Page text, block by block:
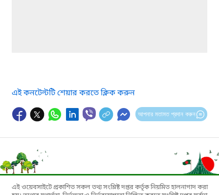
এই কনটেন্টটি শেয়ার করতে ক্লিক করুন
আপনার মতামত প্রদান করুন
এই ওয়েবসাইটে প্রকাশিত সকল তথ্য সংশ্লিষ্ট দপ্তর কর্তৃক নিয়মিত হালনাগাদ করা